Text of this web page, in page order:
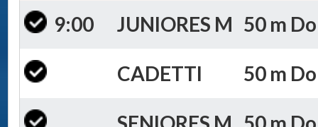
9:00 JUNIORES M 50 m
CADETTI 50 m